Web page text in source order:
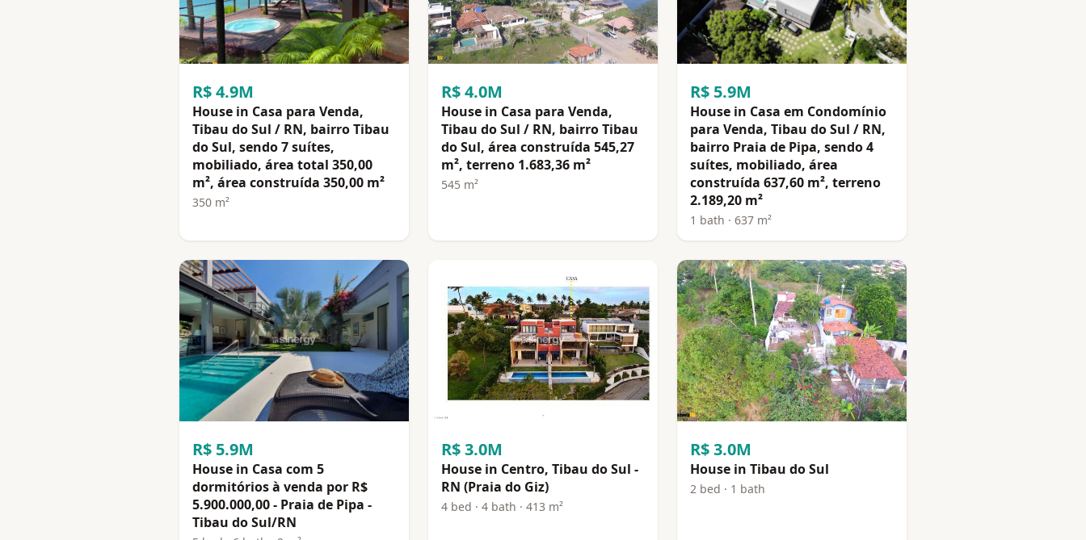
R$ 4.9M
House in Casa para Venda,
Tibau do Sul / RN, bairro Tibau
do Sul, sendo 7 suítes,
mobiliado, área total 350,00
m², área construída 350,00 m²
350 m²
R$ 4.0M
House in Casa para Venda,
Tibau do Sul / RN, bairro Tibau
do Sul, área construída 545,27
m², terreno 1.683,36 m²
545 m²
R$ 5.9M
House in Casa em Condomínio
para Venda, Tibau do Sul / RN,
bairro Praia de Pipa, sendo 4
suítes, mobiliado, área
construída 637,60 m², terreno
2.189,20 m²
1 bath · 637 m²
R$ 5.9M
House in Casa com 5
dormitórios à venda por R$
5.900.000,00 - Praia de Pipa -
Tibau do Sul/RN
R$ 3.0M
House in Centro, Tibau do Sul -
RN (Praia do Giz)
4 bed · 4 bath · 413 m²
R$ 3.0M
House in Tibau do Sul
2 bed · 1 bath